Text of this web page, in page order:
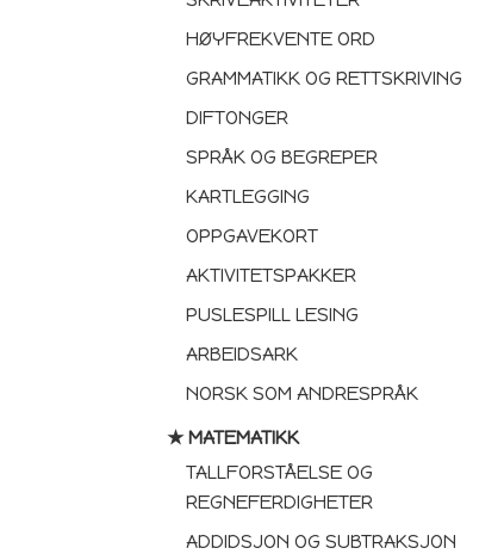
HØYFREKVENTE ORD
GRAMMATIKK OG RETTSKRIVING
DIFTONGER
SPRÅK OG BEGREPER
KARTLEGGING
OPPGAVEKORT
AKTIVITETSPAKKER
PUSLESPILL LESING
ARBEIDSARK
NORSK SOM ANDRESPRÅK
★ MATEMATIKK
TALLFORSTÅELSE OG
REGNEFERDIGHETER
ADDIDSJON OG SUBTRAKSJON